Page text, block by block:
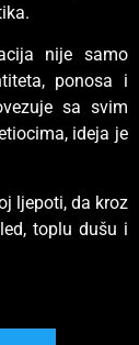
nije samo
ponosa i
sa svim
ideja je
ljepoti, da kroz
toplu dušu i